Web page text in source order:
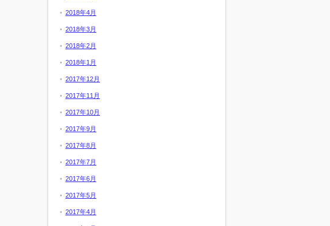
2018年4月
2018年3月
2018年2月
2018年1月
2017年12月
2017年11月
2017年10月
2017年9月
2017年8月
2017年7月
2017年6月
2017年5月
2017年4月